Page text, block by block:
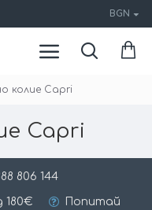
BGN
колие Capri
Capri
806 144
180€ Попитай